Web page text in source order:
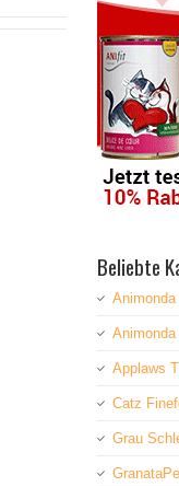
Beliebte
Animonda
Applaws
Catz
Grau